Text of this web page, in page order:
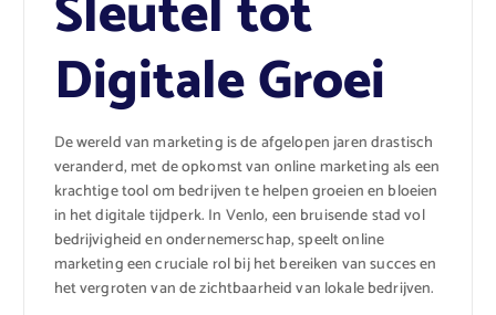
Digitale Groei
De wereld van marketing is de afgelopen jaren drastisch
veranderd, met de opkomst van online marketing als een
krachtige tool om bedrijven te helpen groeien en bloeien
in het digitale tijdperk. In Venlo, een bruisende stad vol
bedrijvigheid en ondernemerschap, speelt online
marketing een cruciale rol bij het bereiken van succes en
het vergroten van de zichtbaarheid van lokale bedrijven.